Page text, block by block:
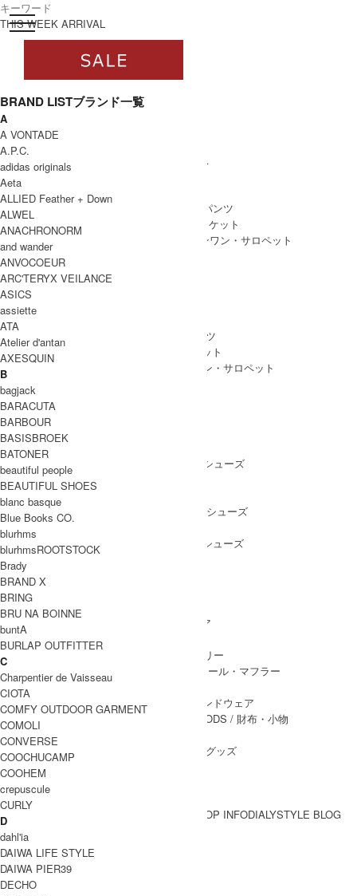
toggle navigation
ログイン
すべて
WOMEN
WOMEN ALL ITEM
/ ワンピース
SKIRT
BOTTOMS
/ ボトムス・パンツ
/ アウター・ジャケット
/ オールインワン・サロペット
MEN
MEN ALL ITEM
/ ボトムス・パンツ
/ アウター・ジャケット
/ オールインワン・サロペット
SHOES
SHOES ALL ITEM
/ ドレスシューズ
BOOTS
PUMPS
/ バレエシューズ
OTHER SHOES
/ その他シューズ
GOODS
GOODS ALL ITEM
/ 帽子・ヘッドウェア
BAG
ACCESSARY
/ アクセサリー
/ ストール・マフラー
LEG WEAR
HAND WEAR
/ 手袋・ハンドウェア
WALLET&GENERAL GOODS / 財布・小物
/ その他グッズ
BRAND一覧
BRAND一覧
SHOP INFODIALYSTYLE BLOG
EEL
THIS WEEK ARRIVAL
BRAND LISTブランド一覧
A
A VONTADE
A.P.C.
adidas originals
Aeta
ALLIED Feather + Down
ALWEL
ANACHRONORM
and wander
ANVOCOEUR
ARC'TERYX VEILANCE
ASICS
assiette
ATA
Atelier d'antan
AXESQUIN
B
bagjack
BARACUTA
BARBOUR
BASISBROEK
BATONER
beautiful people
BEAUTIFUL SHOES
blanc basque
Blue Books CO.
blurhms
blurhmsROOTSTOCK
Brady
BRAND X
BRING
BRU NA BOINNE
buntA
BURLAP OUTFITTER
C
Charpentier de Vaisseau
CIOTA
COMFY OUTDOOR GARMENT
COMOLI
CONVERSE
COOCHUCAMP
COOHEM
crepuscule
CURLY
D
dahl'ia
DAIWA LIFE STYLE
DAIWA PIER39
DECHO